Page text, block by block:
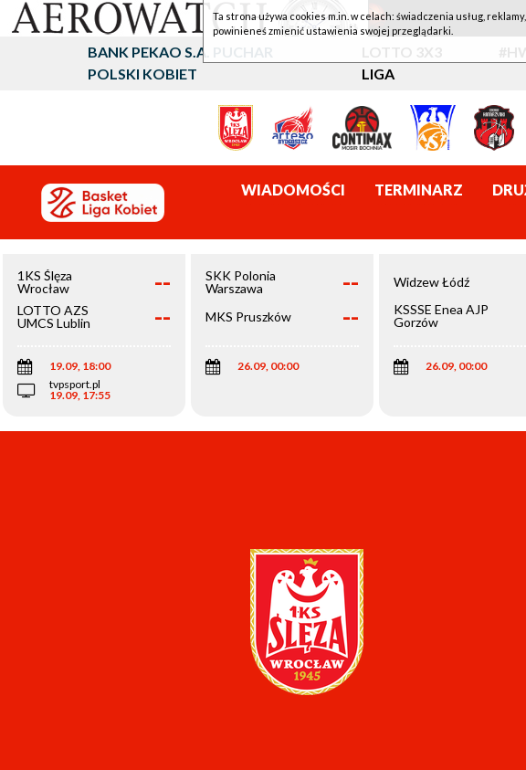
BANK PEKAO S.A. PUCHAR
POLSKI KOBIET
LOTTO 3X3
LIGA
WIADOMOŚCI TERMINARZ
1KS Ślęza
Wrocław
--
LOTTO AZS
UMCS Lublin
--
19.09, 18:00
tvpsport.pl
19.09, 17:55
SKK Polonia
Warszawa
--
MKS Pruszków --
26.09, 00:00
Widzew Łódź
KSSSE Enea AJP
Gorzów
26.09, 00:00
Ta strona używa cookies m.in. w celach: świadczenia usług,
powinieneś zmienić ustawienia swojej przeglądarki.